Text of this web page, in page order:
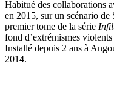
Habitué des collaborations
en 2015, sur un scénario
premier tome de la série
fond d’extrémismes
Installé depuis 2 ans à
2014.